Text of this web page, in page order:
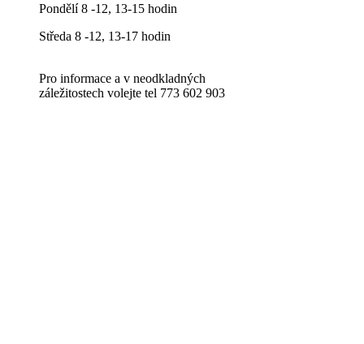
Pondělí 8 -12, 13-15 hodin
Středa 8 -12, 13-17 hodin
Pro informace a v neodkladných
záležitostech volejte tel 773 602 903